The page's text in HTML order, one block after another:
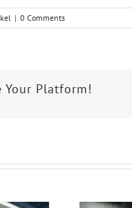
| 0 Comments
Your Platform!